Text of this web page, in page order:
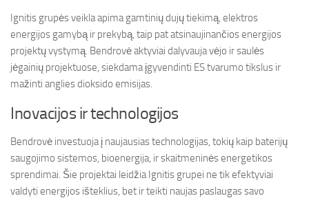
Ignitis grupės veikla apima gamtinių dujų tiekimą, elektros
energijos gamybą ir prekybą, taip pat atsinaujinančios energijos
projektų vystymą. Bendrovė aktyviai dalyvauja vėjo ir saulės
jėgainių projektuose, siekdama įgyvendinti ES tvarumo tikslus ir
mažinti anglies dioksido emisijas.
Inovacijos ir technologijos
Bendrovė investuoja į naujausias technologijas, tokių kaip baterijų
saugojimo sistemos, bioenergija, ir skaitmeninės energetikos
sprendimai. Šie projektai leidžia Ignitis grupei ne tik efektyviai
valdyti energijos išteklius, bet ir teikti naujas paslaugas savo